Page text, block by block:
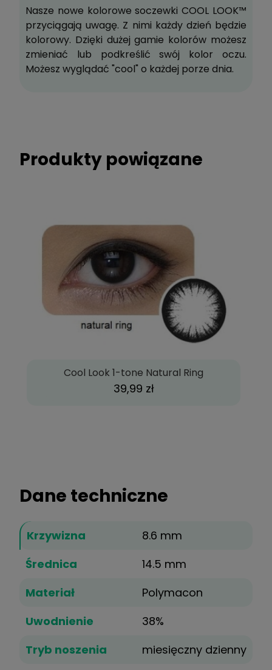
Dodaj do schowka
Nasze nowe kolorowe soczewki COOL LOOK™
przyciągają uwagę. Z nimi każdy dzień będzie
kolorowy. Dzięki dużej gamie kolorów możesz
zmieniać lub podkreślić swój kolor oczu.
Możesz wyglądać "cool" o każdej porze dnia.
Produkty powiązane
Cool Look 1-tone Natural Ring
39,99 zł
Dane techniczne
Krzywizna
8.6 mm
Średnica
14.5 mm
Materiał
Polymacon
Uwodnienie
38%
Tryb noszenia
miesięczny dzienny